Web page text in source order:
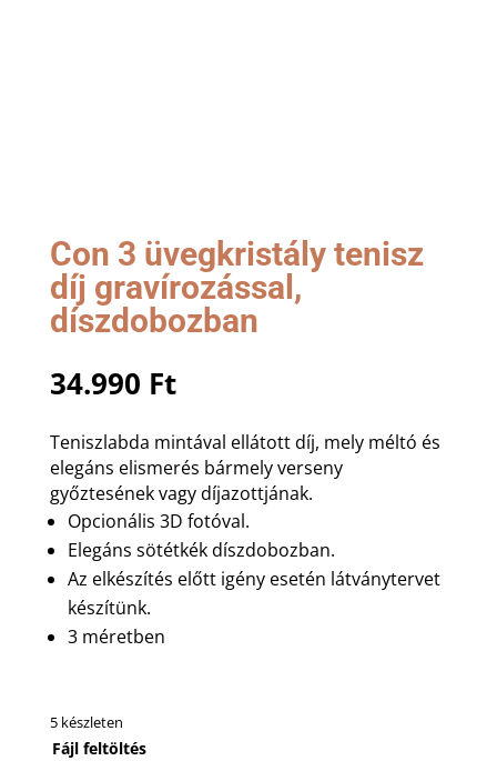
Con 3 üvegkristály tenisz
díj gravírozással,
díszdobozban
34.990 Ft
Teniszlabda mintával ellátott díj, mely méltó és
elegáns elismerés bármely verseny
győztesének vagy díjazottjának.
Opcionális 3D fotóval.
Elegáns sötétkék díszdobozban.
Az elkészítés előtt igény esetén látványtervet
készítünk.
3 méretben
5 készleten
Fájl feltöltés